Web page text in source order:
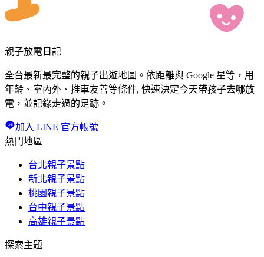
親子放電日記
全台最新最完整的親子出遊地圖。依距離與 Google 星等，用
年齡、室內外、推車友善等條件, 快速決定今天帶孩子去哪放
電，並記錄走過的足跡。
加入 LINE 官方帳號
熱門地區
台北親子景點
新北親子景點
桃園親子景點
台中親子景點
高雄親子景點
探索主題